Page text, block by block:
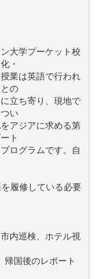
大学プーケット校
・
業は英語で行われ
の
立ち寄り、現地で
い
アジアに求める第
ト
ログラムです。自
履修している必要
内巡検、ホテル視
国後のレポート